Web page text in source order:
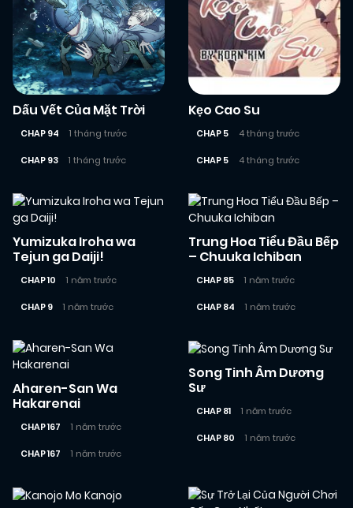
Dấu Vết Của Mặt Trời
CHAP 94 1 tháng trước
CHAP 93 1 tháng trước
Kẹo Cao Su
CHAP 5 4 tháng trước
CHAP 5 4 tháng trước
Yumizuka Iroha wa
Tejun ga Daiji!
CHAP 10 1 năm trước
CHAP 9 1 năm trước
Trung Hoa Tiểu Đầu Bếp
– Chuuka Ichiban
CHAP 85 1 năm trước
CHAP 84 1 năm trước
Aharen-San Wa
Hakarenai
CHAP 167 1 năm trước
CHAP 167 1 năm trước
Song Tinh Âm Dương
Sư
CHAP 81 1 năm trước
CHAP 80 1 năm trước